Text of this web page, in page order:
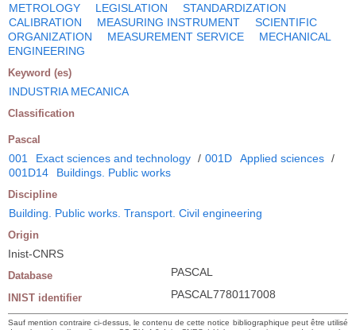
METROLOGY LEGISLATION
STANDARDIZATION
CALIBRATION
MEASURING INSTRUMENT
SCIENTIFIC
ORGANIZATION
MEASUREMENT SERVICE
MECHANICAL
ENGINEERING
Keyword (es)
INDUSTRIA MECANICA
Classification
Pascal
001 Exact sciences and technology / 001D Applied sciences /
001D14
Buildings. Public works
Discipline
Building. Public works. Transport. Civil engineering
Origin
Inist-CNRS
Database PASCAL
INIST identifier PASCAL7780117008
Sauf mention contraire ci-dessus, le contenu de cette notice bibliographique peut être utilisé